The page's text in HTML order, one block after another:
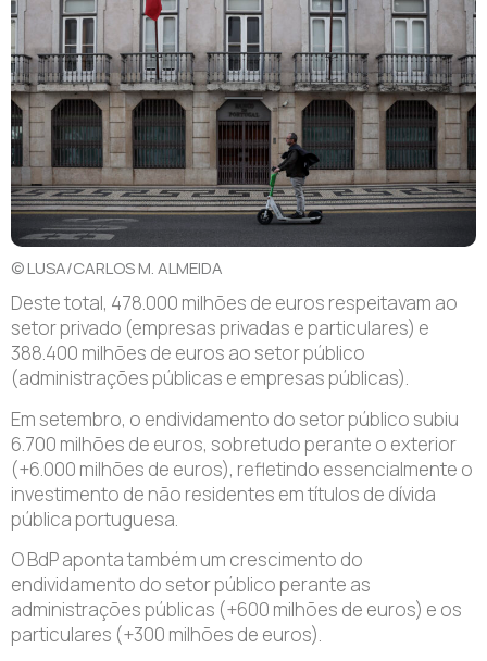
© LUSA/CARLOS M. ALMEIDA
Deste total, 478.000 milhões de euros respeitavam ao
setor privado (empresas privadas e particulares) e
388.400 milhões de euros ao setor público
(administrações públicas e empresas públicas).
Em setembro, o endividamento do setor público subiu
6.700 milhões de euros, sobretudo perante o exterior
(+6.000 milhões de euros), refletindo essencialmente o
investimento de não residentes em títulos de dívida
pública portuguesa.
O BdP aponta também um crescimento do
endividamento do setor público perante as
administrações públicas (+600 milhões de euros) e os
particulares (+300 milhões de euros).